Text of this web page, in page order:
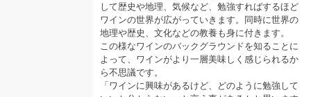
して歴史や地理、気候など、勉強すればするほど
ワインの世界が広がっていきます。同時に世界の
地理や歴史、文化などの教養も身に付きます。
この様なワインのバックグラウンドを知ることに
よって、ワインがより一層美味しく感じられるか
ら不思議です。
「ワインに興味があるけど、どのように勉強して